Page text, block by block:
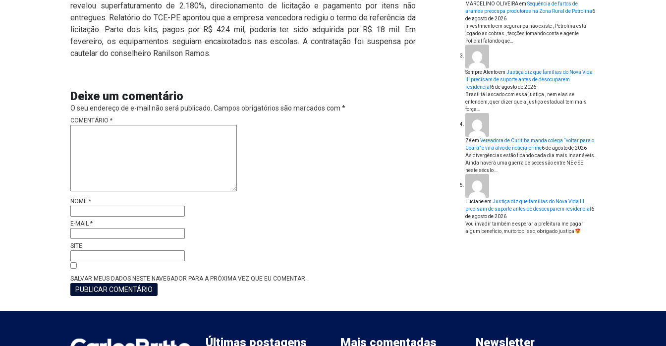
revelou superfaturamento de 2.180%, direcionamento de licitação e pagamento por itens não
entregues. Relatório do TCE-PE apontou que a empresa vencedora redigiu o termo de referência da
licitação. Parte dos kits, pagos por R$ 424 mil, poderia ter sido adquirida por R$ 18 mil. Em
fevereiro, os equipamentos seguiam encaixotados nas escolas. A contratação foi suspensa por
cautelar do conselheiro Ranilson Ramos.
Deixe um comentário
O seu endereço de e-mail não será publicado. Campos obrigatórios são marcados com *
COMENTÁRIO *
NOME *
E-MAIL *
SITE
SALVAR MEUS DADOS NESTE NAVEGADOR PARA A PRÓXIMA VEZ QUE EU COMENTAR.
MARCELINO OLIVEIRAem Sequência de furtos de
arames preocupa produtores na Zona Rural de Petrolina6
de agosto de 2026
Investimento em segurança não existe , Petrolina está
jogado as cobras , facções tomando conta e agente
Policial falando que…
Sempre Atentoem Justiça diz que famílias do Nova Vida
III precisam de suporte antes de desocuparem
residencial 6 de agosto de 2026
Brasil tá lascado com essa justiça , nem elas se
entendem, quer dizer que a justiça estadual tem mais
força…
Zéem Vereadora de Curitiba manda colega “voltar para o
Ceará” e vira alvo de notícia-crime6 de agosto de 2026
As divergências estão ficando cada dia mais insanáveis.
Ainda haverá uma guerra de secessão entre NE e SE
neste século.…
Lucianeem Justiça diz que famílias do Nova Vida III
precisam de suporte antes de desocuparem residencial 6
de agosto de 2026
Vou invadir também e esperar a prefeitura me pagar
algum benefício, muito top isso, obrigado justiça
Últimas postagens Mais comentadas Newsletter